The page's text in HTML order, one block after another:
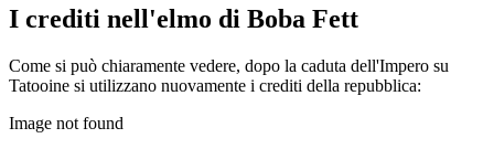
I crediti nell'elmo di Boba Fett
Come si può chiaramente vedere, dopo la caduta dell'Impero su
Tatooine si utilizzano nuovamente i crediti della repubblica:
Image not found